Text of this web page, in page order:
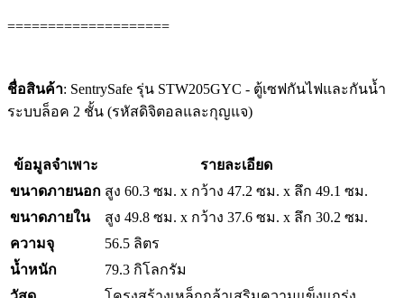
====================
ชื่อสินค้า: SentrySafe รุ่น STW205GYC - ตู้เซฟกันไฟและกันน้ำ
ระบบล็อค 2 ชั้น (รหัสดิจิตอลและกุญแจ)
ข้อมูลจำเพาะ
รายละเอียด
ขนาดภายนอก สูง 60.3 ซม. x กว้าง 47.2 ซม. x ลึก 49.1 ซม.
ขนาดภายใน
สูง 49.8 ซม. x กว้าง 37.6 ซม. x ลึก 30.2 ซม.
ความจุ
56.5 ลิตร
น้ำหนัก
79.3 กิโลกรัม